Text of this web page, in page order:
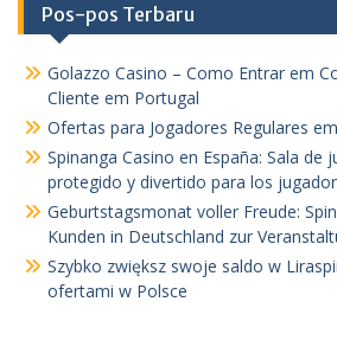
Pos-pos Terbaru
Golazzo Casino – Como Entrar em
Cliente em Portugal
Ofertas para Jogadores Regulares
Spinanga Casino en España: Sala de
protegido y divertido para los
Geburtstagsmonat voller Freude:
Kunden in Deutschland zur
Szybko zwiększ swoje saldo w
ofertami w Polsce